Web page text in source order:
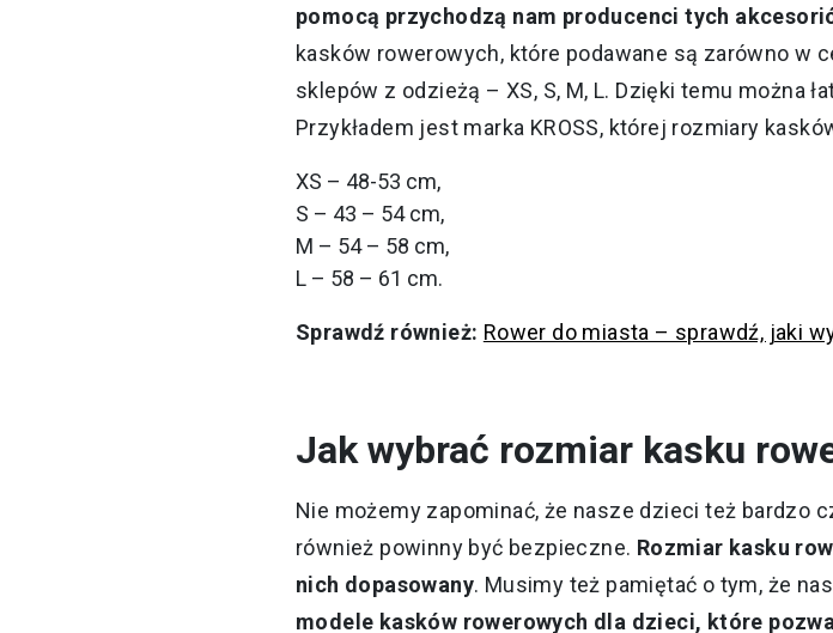
pomocą przychodzą nam producenci tych
kasków rowerowych, które podawane są zarówno w
sklepów z odzieżą – XS, S, M, L. Dzięki temu można
Przykładem jest marka KROSS, której rozmiary
XS – 48-53 cm,
S – 43 – 54 cm,
M – 54 – 58 cm,
L – 58 – 61 cm.
Sprawdź również: Rower do miasta – sprawdź, jaki
Jak wybrać rozmiar kasku
Nie możemy zapominać, że nasze dzieci też bardzo
również powinny być bezpieczne. Rozmiar kasku
nich dopasowany. Musimy też pamiętać o tym, że
modele kasków rowerowych dla dzieci, które